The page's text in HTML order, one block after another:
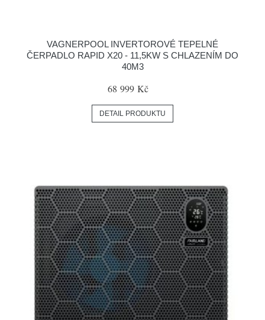
VAGNERPOOL INVERTOROVÉ TEPELNÉ
ČERPADLO RAPID X20 - 11,5KW S CHLAZENÍM DO
40M3
68 999 Kč
DETAIL PRODUKTU